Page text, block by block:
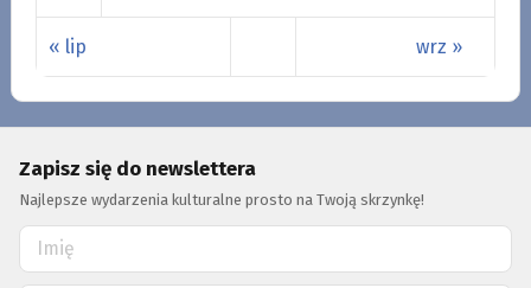
« lip wrz »
Zapisz się do newslettera
Najlepsze wydarzenia kulturalne prosto na Twoją skrzynkę!